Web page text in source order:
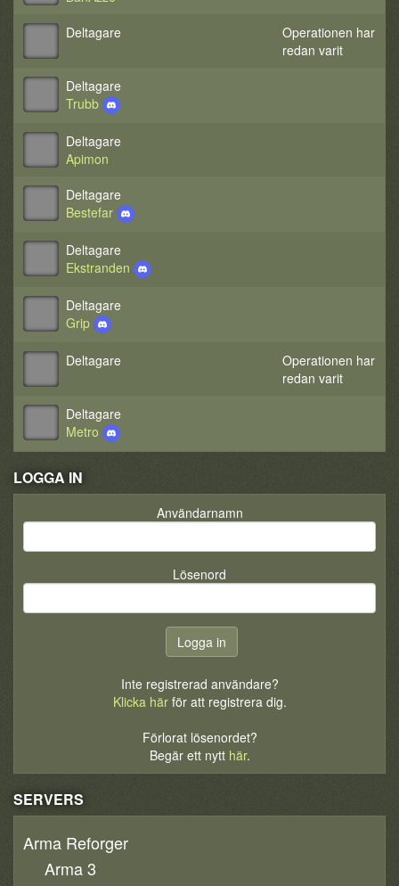
Deltagare
Operationen har
redan varit
Deltagare
Trubb
Deltagare
Apimon
Deltagare
Bestefar
Deltagare
Ekstranden
Deltagare
Grip
Deltagare
Operationen har
redan varit
Deltagare
Metro
LOGGA IN
Användarnamn
Lösenord
Inte registrerad användare?
Klicka härför att registrera dig.
Förlorat lösenordet?
Begär ett nytt här.
SERVERS
Arma Reforger
Arma 3